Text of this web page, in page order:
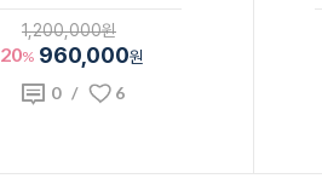
1,200,000원
20% 960,000원
0/ 6